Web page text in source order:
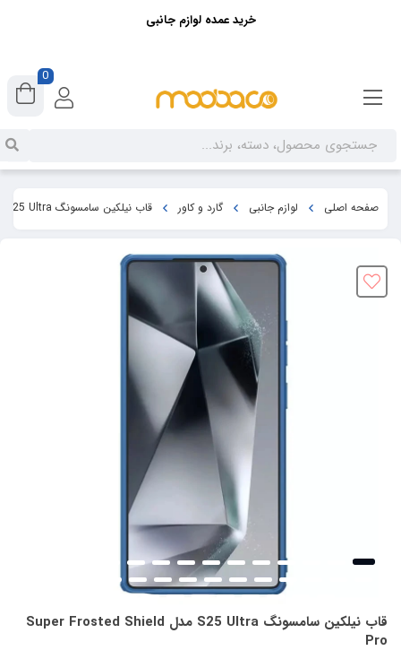
صفحه اصلی لوازم جانبی گارد و کاور قاب نیلکین سامسونگ S25 Ultra مدل Super Frosted Shield Pro
قاب نیلکین سامسونگ S25 Ultra مدل Super Frosted Shield
Pro
خرید عمده لوازم جانبی
0